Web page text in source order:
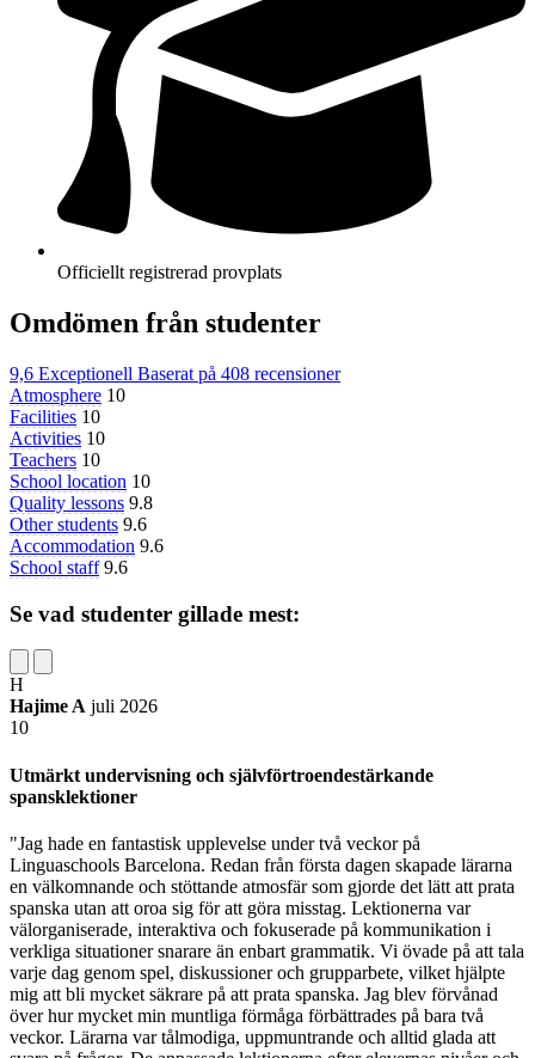
Officiellt registrerad provplats
Omdömen från studenter
9,6 Exceptionell Baserat på 408 recensioner
Atmosphere 10
Facilities 10
Activities 10
Teachers 10
School location 10
Quality lessons 9.8
Other students 9.6
Accommodation 9.6
School staff 9.6
Se vad studenter gillade mest:
H
Hajime A juli 2026
10
Utmärkt undervisning och självförtroendestärkande
spansklektioner
"Jag hade en fantastisk upplevelse under två veckor på
Linguaschools Barcelona. Redan från första dagen skapade lärarna
en välkomnande och stöttande atmosfär som gjorde det lätt att prata
spanska utan att oroa sig för att göra misstag. Lektionerna var
välorganiserade, interaktiva och fokuserade på kommunikation i
verkliga situationer snarare än enbart grammatik. Vi övade på att tala
varje dag genom spel, diskussioner och grupparbete, vilket hjälpte
mig att bli mycket säkrare på att prata spanska. Jag blev förvånad
över hur mycket min muntliga förmåga förbättrades på bara två
veckor. Lärarna var tålmodiga, uppmuntrande och alltid glada att